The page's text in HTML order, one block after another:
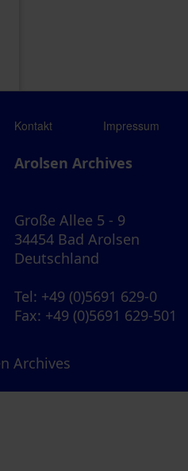
Kontakt Impressum
Arolsen Archives
Große Allee 5 - 9
34454 Bad Arolsen
Deutschland
Tel: +49 (0)5691 629-0
Fax: +49 (0)5691 629-501
Archives